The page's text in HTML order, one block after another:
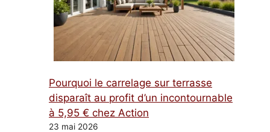
Pourquoi le carrelage sur terrasse
disparaît au profit d’un incontournable
à 5,95 € chez Action
23 mai 2026